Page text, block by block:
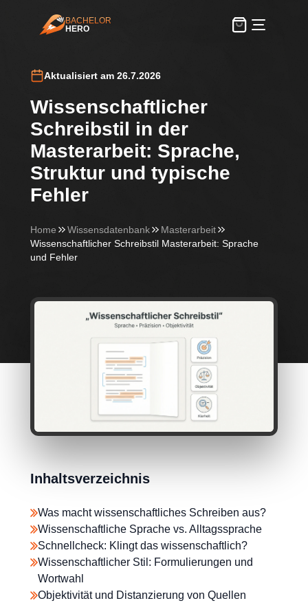
BachelorHero
BACHELOR
HERO
Aktualisiert am 26.7.2026
Wissenschaftlicher
Schreibstil in der
Masterarbeit: Sprache,
Struktur und typische
Fehler
Home Wissensdatenbank
Masterarbeit
Wissenschaftlicher Schreibstil Masterarbeit: Sprache
und Fehler
Inhaltsverzeichnis
Was macht wissenschaftliches Schreiben aus?
Wissenschaftliche Sprache vs. Alltagssprache
Schnellcheck: Klingt das wissenschaftlich?
Wissenschaftlicher Stil: Formulierungen und
Wortwahl
Objektivität und Distanzierung von Quellen